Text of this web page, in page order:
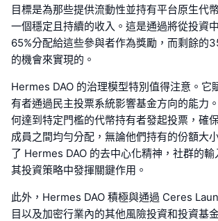
目標是為那些提供流動性並持有平台原生代
一個穩定且持續的收入。這是通過將從投資
65%分配給這些參與者作為獎勵，而剩餘的
的機會來實現的。
Hermes DAO 的治理模型特別值得注意。它
有者通過民主投票系統影響基金方向的能力
何達到特定門檻的代幣持有者發起投票，確
成員之間均勻分配，無論他們持有的份額大
了 Hermes DAO 的去中心化精神，社群的
其投資策略中發揮關鍵作用。
此外，Hermes DAO 積極與通過 Ceres
目以及加密行業內的其他風險投資和投資基